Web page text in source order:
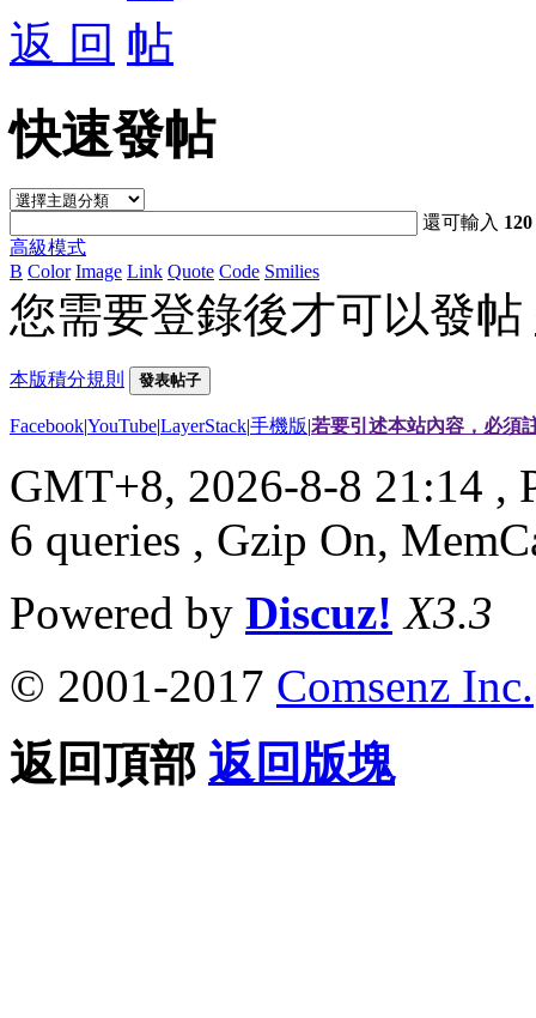
返 回
快速發帖
還可輸入 120
高級模式
B Color Image Link Quote Code Smilies
您需要登錄後才可以發帖
本版積分規則 發表帖子
Facebook|YouTube|LayerStack|手機版|若要引述本站內容，必須
GMT+8, 2026-8-8 21:14 ,
6 queries , Gzip On,
Powered by Discuz! X3.3
© 2001-2017 Comsenz Inc.
返回頂部 返回版塊